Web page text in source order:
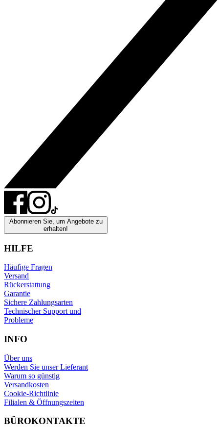
Abonnieren Sie, um Angebote zu
erhalten!
HILFE
Häufige Fragen
Versand
Rückerstattung
Garantie
Sichere Zahlungsarten
Technischer Support und
Probleme
INFO
Über uns
Werden Sie unser Lieferant
Warum so günstig
Versandkosten
Cookie-Richtlinie
Filialen & Öffnungszeiten
BÜROKONTAKTE